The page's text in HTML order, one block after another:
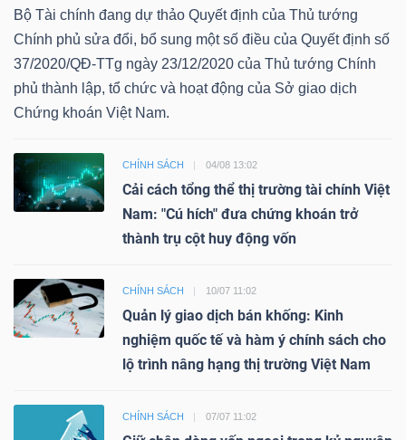
Bộ Tài chính đang dự thảo Quyết định của Thủ tướng
Chính phủ sửa đổi, bổ sung một số điều của Quyết định số
37/2020/QĐ-TTg ngày 23/12/2020 của Thủ tướng Chính
phủ thành lập, tổ chức và hoạt động của Sở giao dịch
Chứng khoán Việt Nam.
CHÍNH SÁCH 04/08 13:02
Cải cách tổng thể thị trường tài chính Việt
Nam: "Cú hích" đưa chứng khoán trở
thành trụ cột huy động vốn
CHÍNH SÁCH 10/07 11:02
Quản lý giao dịch bán khống: Kinh
nghiệm quốc tế và hàm ý chính sách cho
lộ trình nâng hạng thị trường Việt Nam
CHÍNH SÁCH 07/07 11:02